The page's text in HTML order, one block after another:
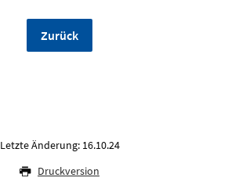
Zurück
Letzte Änderung: 16.10.24
Druckversion